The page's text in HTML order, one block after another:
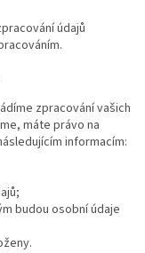
údajů
zpracování vašich
máte právo na
informacím:
budou osobní údaje